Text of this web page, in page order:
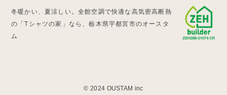
冬暖かい、夏涼しい。全館空調で快適な高気密高断熱
の「Tシャツの家」なら、栃木県宇都宮市のオースタ
ム
© 2024 OUSTAM inc